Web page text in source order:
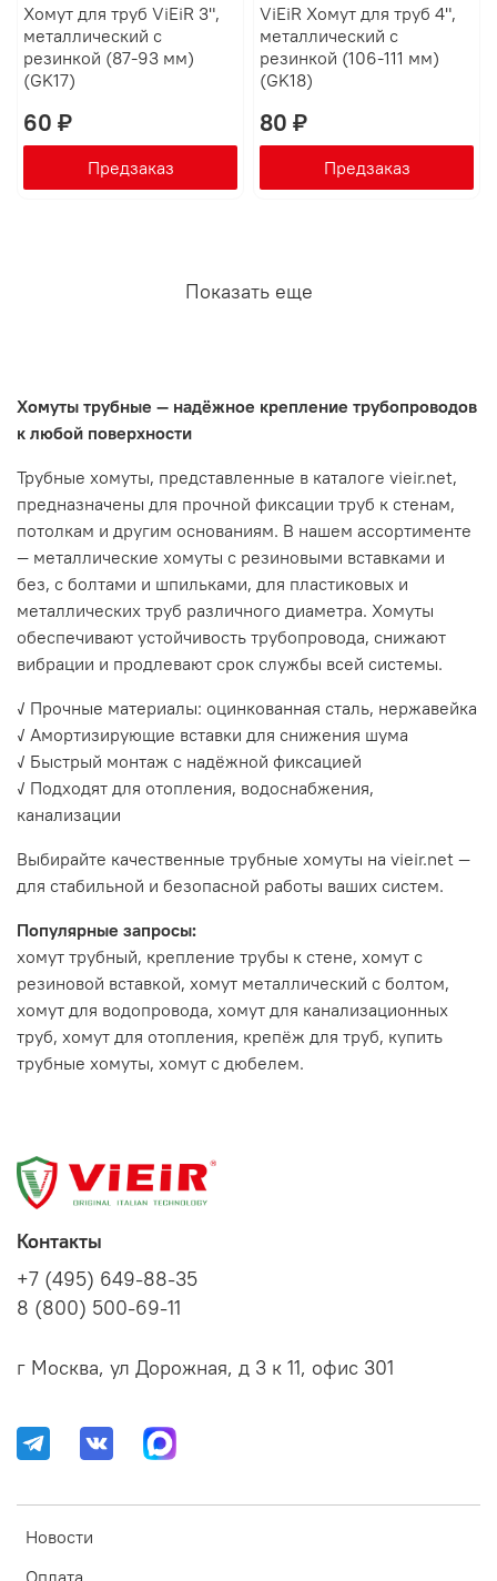
Хомут для труб ViEiR 3",
металлический с
резинкой (87-93 мм)
(GK17)
60 ₽
Предзаказ
ViEiR Хомут для труб 4",
металлический с
резинкой (106-111 мм)
(GK18)
80 ₽
Предзаказ
Показать еще
Хомуты трубные — надёжное крепление трубопроводов
к любой поверхности
Трубные хомуты, представленные в каталоге vieir.net,
предназначены для прочной фиксации труб к стенам,
потолкам и другим основаниям. В нашем ассортименте
— металлические хомуты с резиновыми вставками и
без, с болтами и шпильками, для пластиковых и
металлических труб различного диаметра. Хомуты
обеспечивают устойчивость трубопровода, снижают
вибрации и продлевают срок службы всей системы.
✓ Прочные материалы: оцинкованная сталь, нержавейка
✓ Амортизирующие вставки для снижения шума
✓ Быстрый монтаж с надёжной фиксацией
✓ Подходят для отопления, водоснабжения,
канализации
Выбирайте качественные трубные хомуты на vieir.net —
для стабильной и безопасной работы ваших систем.
Популярные запросы:
хомут трубный, крепление трубы к стене, хомут с
резиновой вставкой, хомут металлический с болтом,
хомут для водопровода, хомут для канализационных
труб, хомут для отопления, крепёж для труб, купить
трубные хомуты, хомут с дюбелем.
Новости
Контакты
+7 (495) 649-88-35
8 (800) 500-69-11
г Москва, ул Дорожная, д 3 к 11, офис 301